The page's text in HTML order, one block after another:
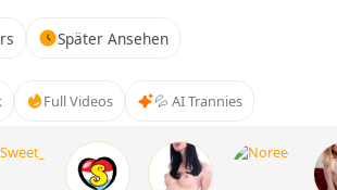
Später Ansehen
Full Videos 💦 AI Trannies